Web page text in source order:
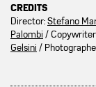
CREDITS
Director:Stefano
Palombi /
Gelsini /